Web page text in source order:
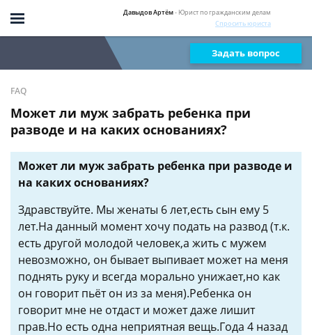
Давыдов Артём- Юрист по гражданским делам
Спросить юриста
Задать вопрос
FAQ
Может ли муж забрать ребенка при
разводе и на каких основаниях?
Может ли муж забрать ребенка при разводе и
на каких основаниях?
Здравствуйте. Мы женаты 6 лет,есть сын ему 5
лет.На данный момент хочу подать на развод (т.к.
есть другой молодой человек,а жить с мужем
невозможно, он бывает выпивает может на меня
поднять руку и всегда морально унижает,но как
он говорит пьёт он из за меня).Ребенка он
говорит мне не отдаст и может даже лишит
прав.Но есть одна неприятная вещь.Года 4 назад